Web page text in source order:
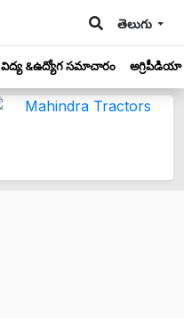
తెలుగు
విద్య &ఉద్యోగ సమాచారం అగ్రిపీడియా